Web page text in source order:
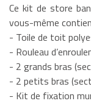
Ce kit de store
vous-même
- Toile de toit
- Rouleau
- 2 grands bras
- 2 petits bras
- Kit de fixation